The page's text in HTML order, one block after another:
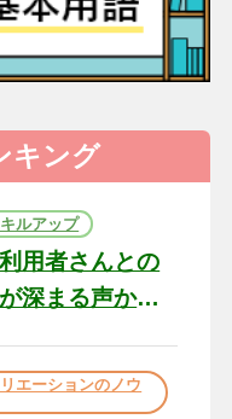
キング
ルアップ
用者さんとの
深まる声かけ
（22）
エーションのノウ